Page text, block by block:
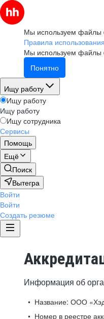
Мы используем файлы
Правила
Мы используем файлы
Понятно
Ищу работу
Ищу работу
Ищу работу
Ищу сотрудника
Сервисы
Помощь
Ещё
Поиск
Вытегра
Войти
Войти
Создать резюме
Информация об
Название: ООО
Номер в реестре